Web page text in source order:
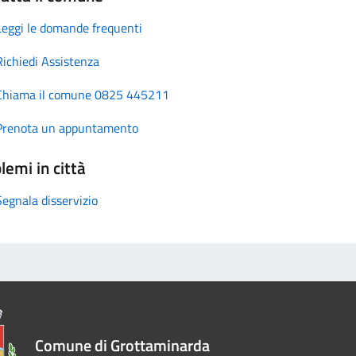
le domande frequenti
Assistenza
il comune 0825 445211
un appuntamento
in città
disservizio
Comune di Grottaminarda